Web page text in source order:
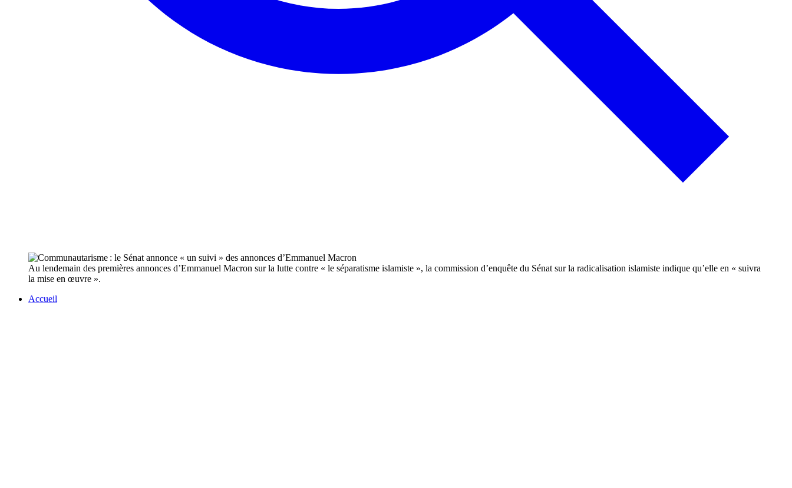
Au lendemain des premières annonces d’Emmanuel Macron sur la lutte contre « le séparatisme islamiste », la commission d’enquête du Sénat sur la radicalisation islamiste indique qu’elle en « suivra
la mise en œuvre ».
Accueil